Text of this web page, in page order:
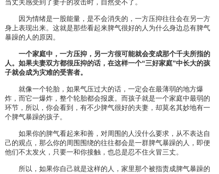
当丈夫感受到了妻子的攻击时，自然受不了。
因为情绪是一股能量，是不会消失的，一方压抑往往会在另一方
身上表现出来。这就是那些看起来脾气很好的人为什么身边总有脾气
暴躁的人的原因。
一个家庭中，一方压抑，另一方很可能就会变成那个千夫所指的
人。如果夫妻双方都很压抑的话，在这样一个“三好家庭”中长大的孩
子就会成为灾难的受害者。
就像一个轮胎，如果气压过大的话，一定会在最薄弱的地方爆
炸，而它一爆炸，整个轮胎都会报废。而孩子就是一个家庭中最弱的
环节，所以，你会看到，有不少脾气很好的夫妻，却莫名其妙地有一
个脾气暴躁的孩子。
如果你的脾气看起来和善，对周围的人没什么要求，从不表达自
己的观点，那么你的周围围绕的往往都会是一群脾气暴躁的人，即便
他们不太发火，只要一和你接触，也总是忍不住火冒三丈。
所以，如果你自己就是这样的人，家里那个被指责成脾气暴躁的